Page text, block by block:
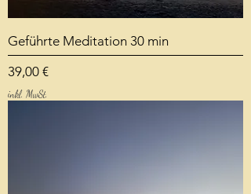
Geführte Meditation 30 min
Preis
39,00 €
inkl. MwSt.